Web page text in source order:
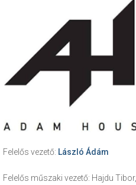
Felelős vezető: László Ádám
Felelős műszaki vezető: Hajdu Tibor,